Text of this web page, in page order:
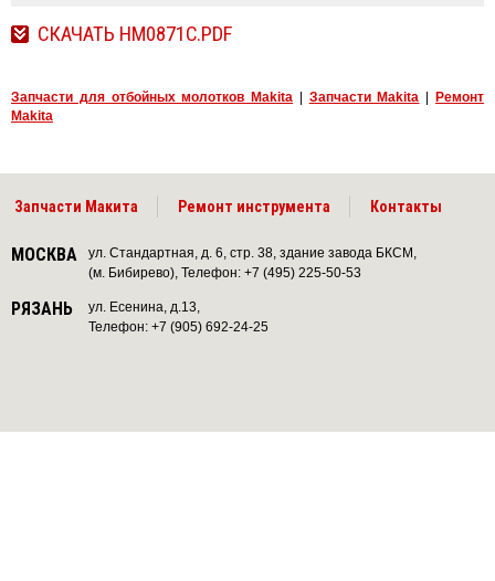
СКАЧАТЬ HM0871C.PDF
Запчасти для отбойных молотков Makita Запчасти Makita
Ремонт
Makita
Запчасти Макита Ремонт инструмента Контакты
МОСКВА
ул. Стандартная, д. 6, стр. 38, здание завода БКСМ,
(м. Бибирево), Телефон: +7 (495) 225-50-53
РЯЗАНЬ
ул. Есенина, д.13,
Телефон: +7 (905) 692-24-25